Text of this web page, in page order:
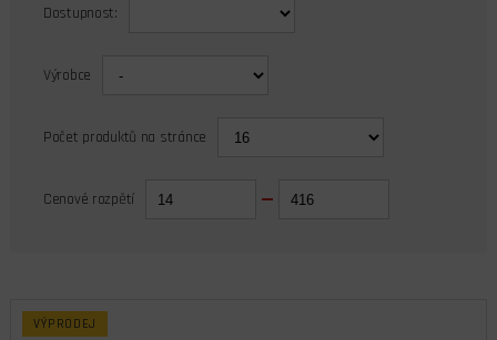
Dostupnost:
Výrobce
Počet produktů na stránce
Cenové rozpětí
VÝPRODEJ